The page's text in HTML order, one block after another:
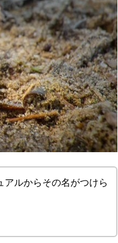
アルからその名がつけら